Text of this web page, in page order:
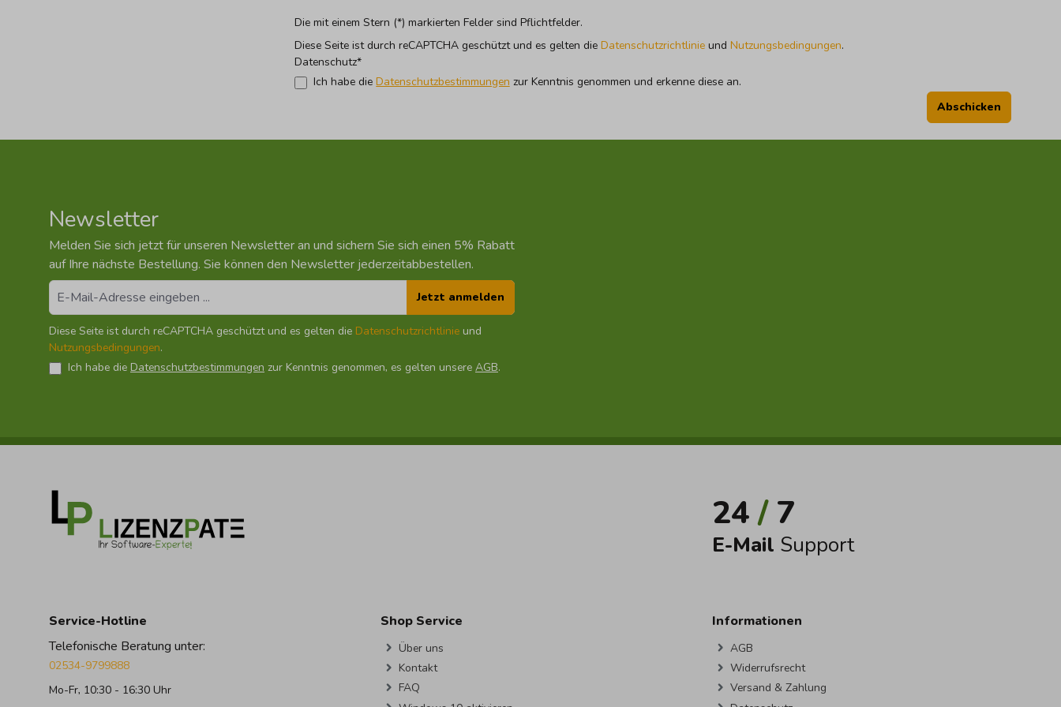
Die mit einem Stern (*) markierten Felder sind Pflichtfelder.
Diese Seite ist durch reCAPTCHA geschützt und es gelten die Datenschutzrichtlinie und Nutzungsbedingungen.
Datenschutz*
Ich habe die Datenschutzbestimmungen zur Kenntnis genommen und erkenne diese an.
Abschicken
Newsletter
Melden Sie sich jetzt für unseren Newsletter an und sichern Sie sich einen 5% Rabatt
auf Ihre nächste Bestellung. Sie können den Newsletter jederzeitabbestellen.
Diese Seite ist durch reCAPTCHA geschützt und es gelten die Datenschutzrichtlinie und
Nutzungsbedingungen.
Ich habe die Datenschutzbestimmungen zur Kenntnis genommen, es gelten unsere AGB.
Jetzt anmelden
24 / 7
E-Mail Support
Service-Hotline
Telefonische Beratung unter:
02534-9799888
Mo-Fr, 10:30 - 16:30 Uhr
Shop Service
Über uns
Kontakt
FAQ
Informationen
AGB
Widerrufsrecht
Versand & Zahlung